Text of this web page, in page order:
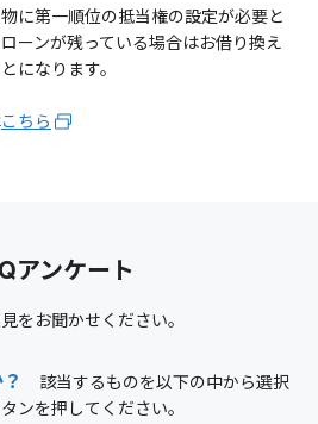
に第一順位の抵当権の設定が必要と
ーンが残っている場合はお借り換え
になります。
こちら
アンケート
をお聞かせください。
該当するものを以下の中から選択
ンを押してください。